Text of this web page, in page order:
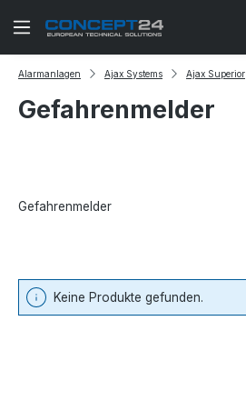
Zum Hauptinhalt springen
Alarmanlagen Ajax Systems Ajax Superior
Gefahrenmelder
Gefahrenmelder
Keine Produkte gefunden.